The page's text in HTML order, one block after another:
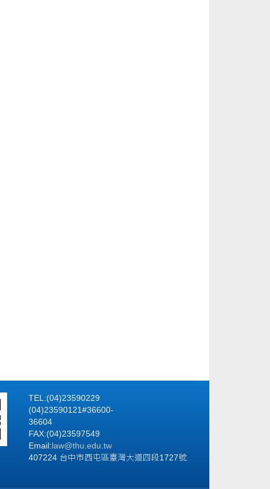
TEL:(04)23590229
(04)23590121#36600-
36604
FAX:(04)23597549
Email: law@thu.edu.tw
407224 台中市西屯區臺灣大道四段1727號